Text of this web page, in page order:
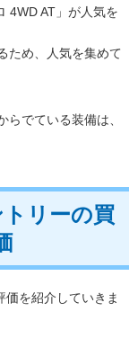
4WD AT」が人気を
ため、人気を集めて
らでている装備は、
リーの買
を紹介していきま